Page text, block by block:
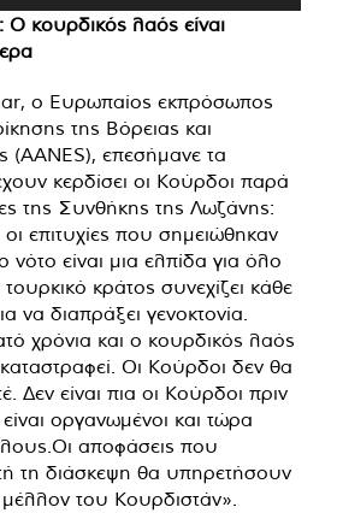
κουρδικός λαός είναι
ο Ευρωπαίος εκπρόσωπος
της Βόρειας και
(AANES), επεσήμανε τα
κερδίσει οι Κούρδοι παρά
της Συνθήκης της Λωζάνης:
επιτυχίες που σημειώθηκαν
νότο είναι μια ελπίδα για όλο
κράτος συνεχίζει κάθε
να διαπράξει γενοκτονία.
χρόνια και ο κουρδικός λαός
Οι Κούρδοι δεν θα
Δεν είναι πια οι Κούρδοι πριν
οργανωμένοι και τώρα
αποφάσεις που
τη διάσκεψη θα υπηρετήσουν
μέλλον του Κουρδιστάν».